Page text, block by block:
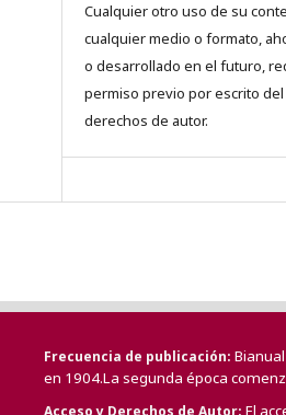
Cualquier otro uso de su
cualquier medio o formato,
o desarrollado en el futuro,
permiso previo por escrito
derechos de autor.
Frecuencia de publicación
en 1904.La segunda época
El